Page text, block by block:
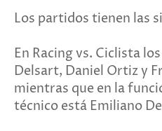
Los partidos tienen las
En Racing vs. Ciclista
Delsart, Daniel Ortiz y
mientras que en la
técnico está Emiliano